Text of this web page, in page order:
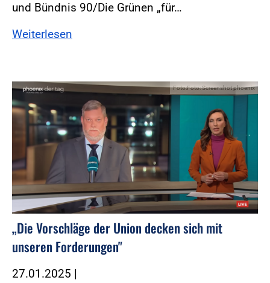
und Bündnis 90/Die Grünen „für…
Weiterlesen
Foto:Foto: Screenshot phoenix
„Die Vorschläge der Union decken sich mit
unseren Forderungen"
27.01.2025 |